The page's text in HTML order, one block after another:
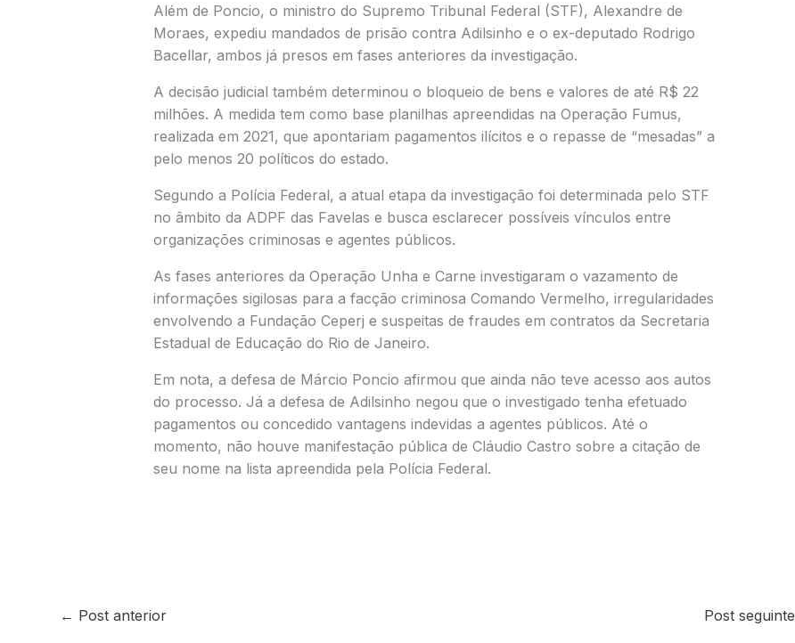
Além de Poncio, o ministro do Supremo Tribunal Federal (STF), Alexandre de
Moraes, expediu mandados de prisão contra Adilsinho e o ex-deputado Rodrigo
Bacellar, ambos já presos em fases anteriores da investigação.
A decisão judicial também determinou o bloqueio de bens e valores de até R$ 22
milhões. A medida tem como base planilhas apreendidas na Operação Fumus,
realizada em 2021, que apontariam pagamentos ilícitos e o repasse de “mesadas” a
pelo menos 20 políticos do estado.
Segundo a Polícia Federal, a atual etapa da investigação foi determinada pelo STF
no âmbito da ADPF das Favelas e busca esclarecer possíveis vínculos entre
organizações criminosas e agentes públicos.
As fases anteriores da Operação Unha e Carne investigaram o vazamento de
informações sigilosas para a facção criminosa Comando Vermelho, irregularidades
envolvendo a Fundação Ceperj e suspeitas de fraudes em contratos da Secretaria
Estadual de Educação do Rio de Janeiro.
Em nota, a defesa de Márcio Poncio afirmou que ainda não teve acesso aos autos
do processo. Já a defesa de Adilsinho negou que o investigado tenha efetuado
pagamentos ou concedido vantagens indevidas a agentes públicos. Até o
momento, não houve manifestação pública de Cláudio Castro sobre a citação de
seu nome na lista apreendida pela Polícia Federal.
← Post anterior Post seguinte